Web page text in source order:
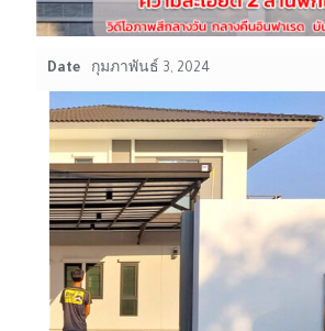
Date กุมภาพันธ์ 3, 2024